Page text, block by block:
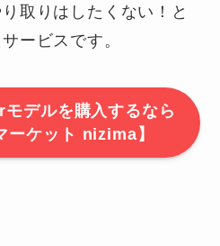
取りはしたくない！と
ービスです。
デルを購入するなら
ーケット nizima】